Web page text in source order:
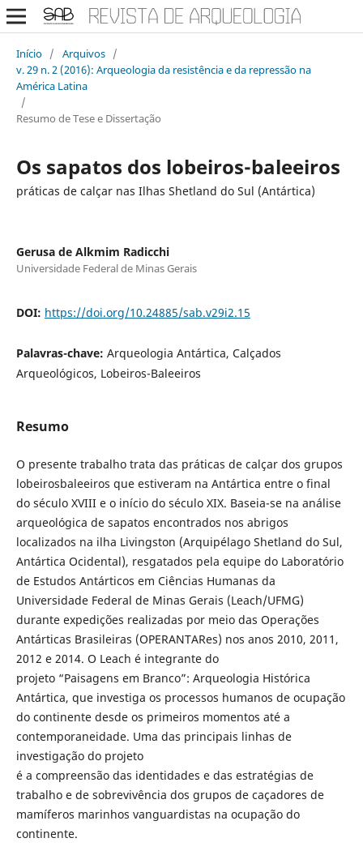
Início / Arquivos /
v. 29 n. 2 (2016): Arqueologia da resistência e da repressão na
América Latina
/
Resumo de Tese e Dissertação
Os sapatos dos lobeiros-baleeiros
práticas de calçar nas Ilhas Shetland do Sul (Antártica)
Gerusa de Alkmim Radicchi
Universidade Federal de Minas Gerais
DOI: https://doi.org/10.24885/sab.v29i2.15
Palavras-chave: Arqueologia Antártica, Calçados
Arqueológicos, Lobeiros-Baleeiros
Resumo
O presente trabalho trata das práticas de calçar dos grupos
lobeirosbaleeiros que estiveram na Antártica entre o final
do século XVIII e o início do século XIX. Baseia-se na análise
arqueológica de sapatos encontrados nos abrigos
localizados na ilha Livingston (Arquipélago Shetland do Sul,
Antártica Ocidental), resgatados pela equipe do Laboratório
de Estudos Antárticos em Ciências Humanas da
Universidade Federal de Minas Gerais (Leach/UFMG)
durante expedições realizadas por meio das Operações
Antárticas Brasileiras (OPERANTARes) nos anos 2010, 2011,
2012 e 2014. O Leach é integrante do
projeto “Paisagens em Branco”: Arqueologia Histórica
Antártica, que investiga os processos humanos de ocupação
do continente desde os primeiros momentos até a
contemporaneidade. Uma das principais linhas de
investigação do projeto
é a compreensão das identidades e das estratégias de
trabalho e de sobrevivência dos grupos de caçadores de
mamíferos marinhos vanguardistas na ocupação do
continente.